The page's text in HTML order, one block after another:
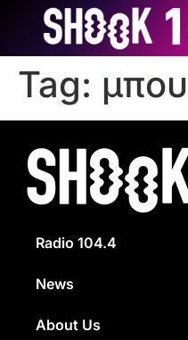
Tag:
Radio 104.4
News
About Us